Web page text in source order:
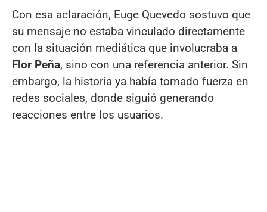
Con esa aclaración, Euge Quevedo sostuvo que
su mensaje no estaba vinculado directamente
con la situación mediática que involucraba a
Flor Peña, sino con una referencia anterior. Sin
embargo, la historia ya había tomado fuerza en
redes sociales, donde siguió generando
reacciones entre los usuarios.